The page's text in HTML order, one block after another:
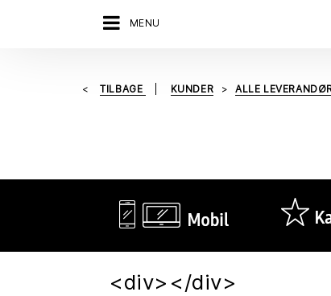
MENU
TILBAGE KUNDER ALLE
<div></div>